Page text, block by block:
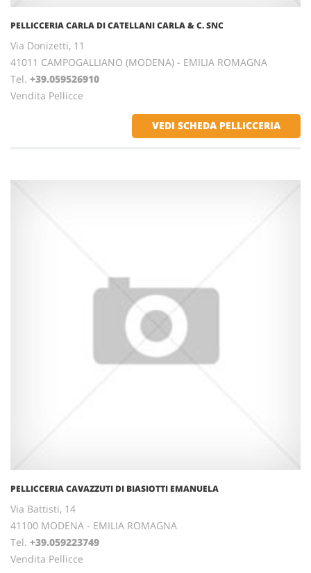
PELLICCERIA CARLA DI CATELLANI CARLA & C. SNC
Via Donizetti, 11
41011 CAMPOGALLIANO (MODENA) - EMILIA ROMAGNA
Tel. +39.059526910
Vendita Pellicce
VEDI SCHEDA PELLICCERIA
PELLICCERIA CAVAZZUTI DI BIASIOTTI EMANUELA
Via Battisti, 14
41100 MODENA - EMILIA ROMAGNA
Tel. +39.059223749
Vendita Pellicce